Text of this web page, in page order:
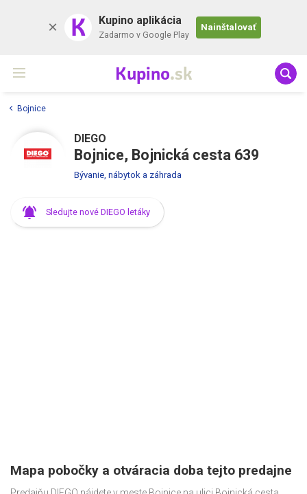
K Kupino aplikácia
Zadarmo v Google Play
Nainštalovať
Kupino.sk
Bojnice
DIEGO
Bojnice, Bojnická cesta 639
Bývanie, nábytok a záhrada
Sledujte nové DIEGO letáky
Mapa pobočky a otváracia doba tejto predajne